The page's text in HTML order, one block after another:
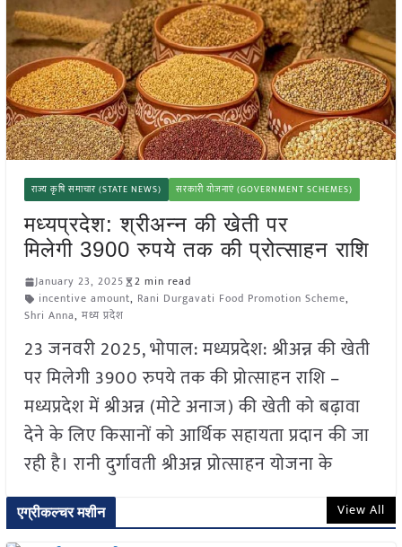
राज्य कृषि समाचार (STATE NEWS) सरकारी योजनाएं (GOVERNMENT SCHEMES)
मध्यप्रदेश: श्रीअन्न की खेती पर
मिलेगी 3900 रुपये तक की प्रोत्साहन राशि
January 23, 2025
2 min read
incentive amount, Rani Durgavati Food Promotion Scheme,
Shri Anna, मध्य प्रदेश
23 जनवरी 2025, भोपाल: मध्यप्रदेश: श्रीअन्न की खेती
पर मिलेगी 3900 रुपये तक की प्रोत्साहन राशि –
मध्यप्रदेश में श्रीअन्न (मोटे अनाज) की खेती को बढ़ावा
देने के लिए किसानों को आर्थिक सहायता प्रदान की जा
रही है। रानी दुर्गावती श्रीअन्न प्रोत्साहन योजना के
एग्रीकल्चर मशीन View All